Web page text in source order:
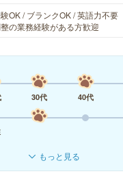
OK / ブランクOK / 英語力不要
の業務経験がある方歓迎
30代 40代
もっと見る